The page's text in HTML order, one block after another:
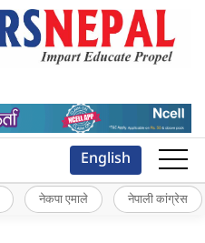
English
नेकपा एमाले नेपाली कांग्रेस